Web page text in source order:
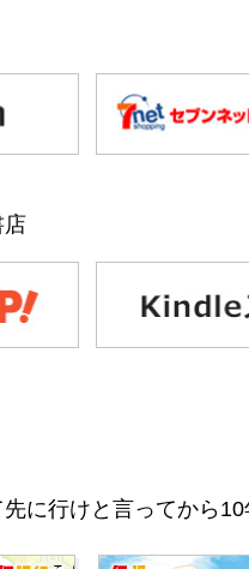
店
に行けと言ってから